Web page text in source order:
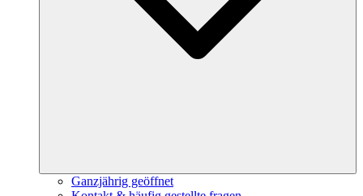
Ganzjährig geöffnet